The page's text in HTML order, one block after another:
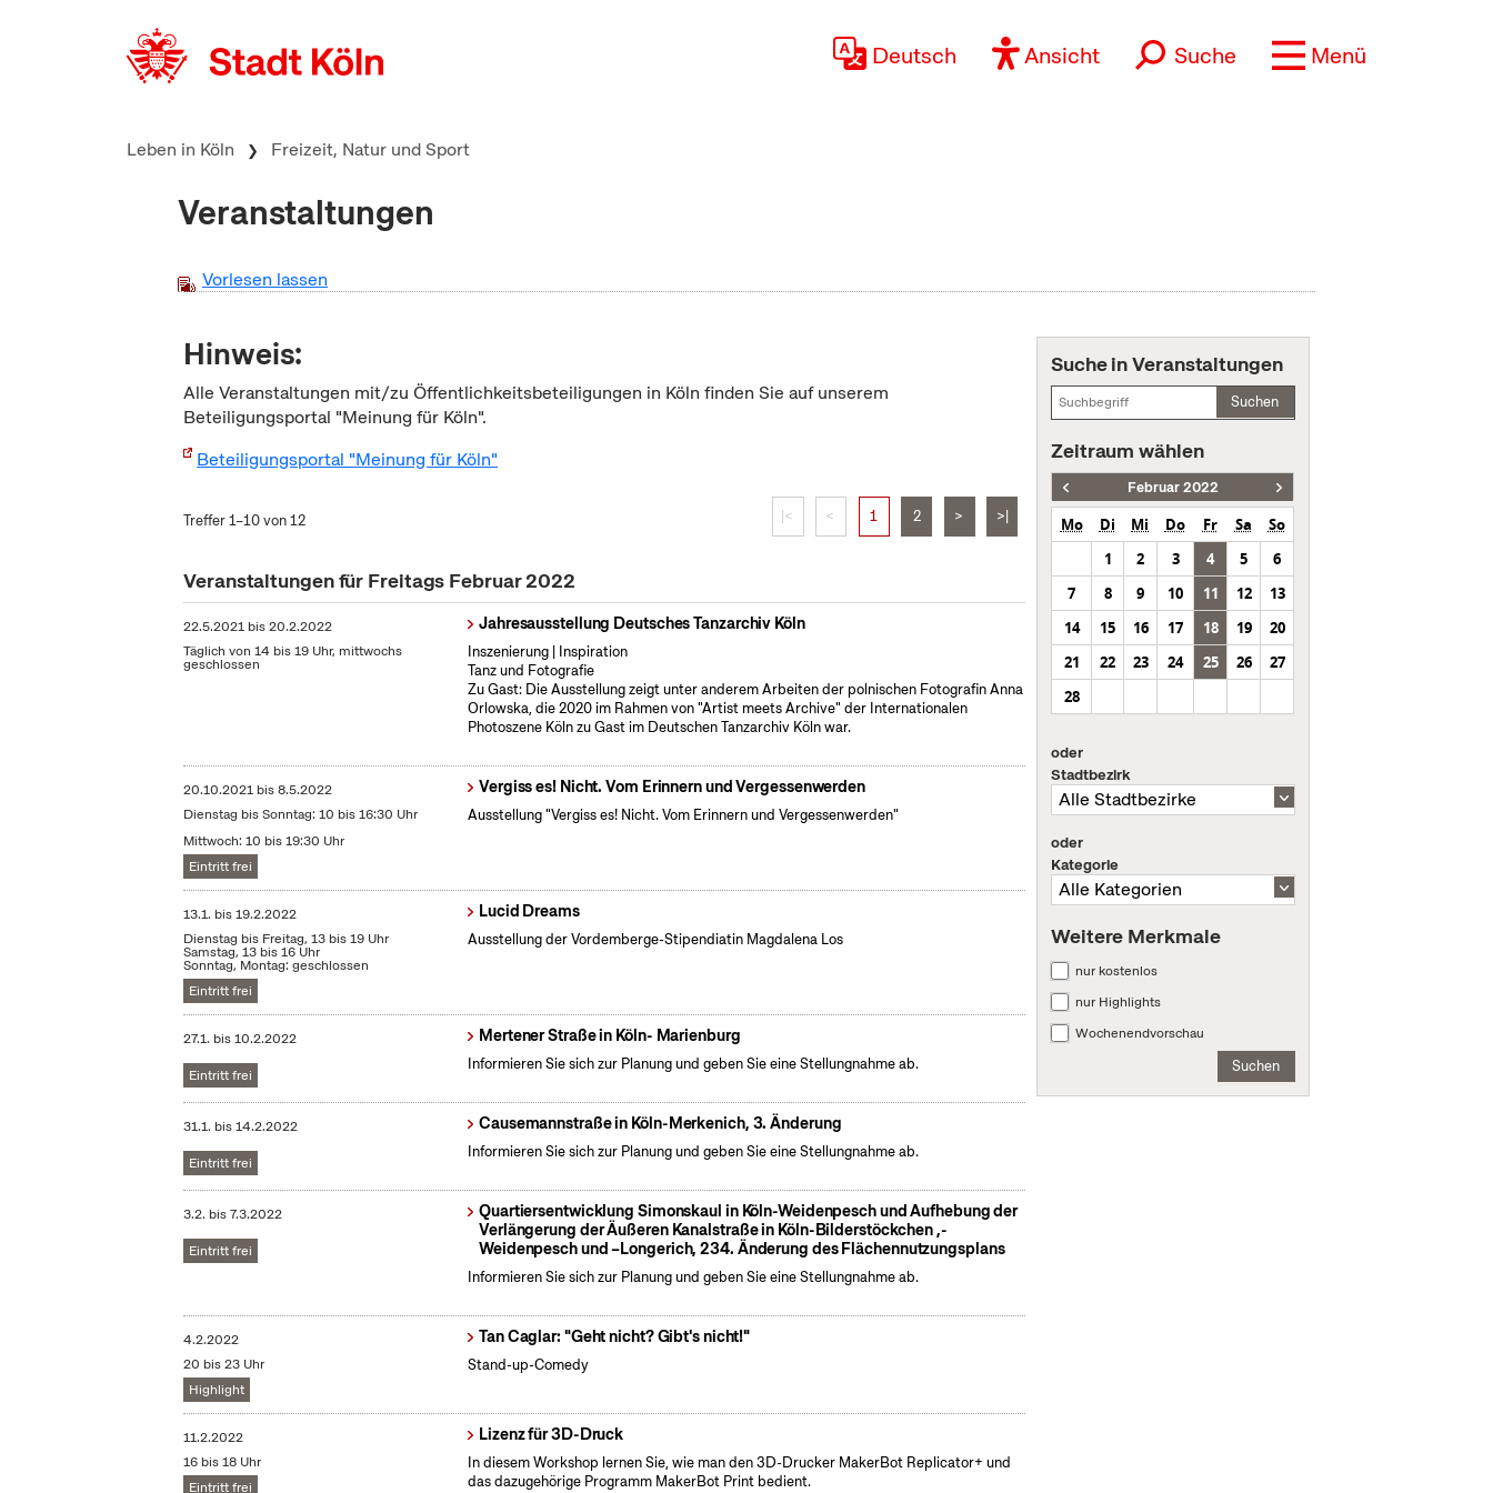
Deutsch Ansicht Suche Menü
Leben in Köln Freizeit, Natur und Sport
Veranstaltungen
Vorlesen lassen
Hinweis:
Alle Veranstaltungen mit/zu Öffentlichkeitsbeteiligungen in Köln finden Sie auf unserem
Beteiligungsportal "Meinung für Köln".
Beteiligungsportal "Meinung für Köln"
Treffer 1–10 von 12 |< < 1 2 > >|
Veranstaltungen für Freitags Februar 2022
22.5.2021 bis20.2.2022
Täglich von 14 bis 19 Uhr, mittwochs
geschlossen
Jahresausstellung Deutsches Tanzarchiv Köln
Inszenierung | Inspiration
Tanz und Fotografie
Zu Gast: Die Ausstellung zeigt unter anderem Arbeiten der polnischen Fotografin Anna
Orlowska, die 2020 im Rahmen von "Artist meets Archive" der Internationalen
Photoszene Köln zu Gast im Deutschen Tanzarchiv Köln war.
20.10.2021 bis8.5.2022
Dienstag bis Sonntag: 10 bis 16:30 Uhr
Mittwoch: 10 bis 19:30 Uhr
Eintritt frei
Vergiss es! Nicht. Vom Erinnern und Vergessenwerden
Ausstellung "Vergiss es! Nicht. Vom Erinnern und Vergessenwerden"
13.1. bis19.2.2022
Dienstag bis Freitag, 13 bis 19 Uhr
Samstag, 13 bis 16 Uhr
Sonntag, Montag: geschlossen
Eintritt frei
Lucid Dreams
Ausstellung der Vordemberge-Stipendiatin Magdalena Los
27.1. bis10.2.2022
Eintritt frei
Mertener Straße in Köln- Marienburg
Informieren Sie sich zur Planung und geben Sie eine Stellungnahme ab.
31.1. bis14.2.2022
Eintritt frei
Causemannstraße in Köln-Merkenich, 3. Änderung
Informieren Sie sich zur Planung und geben Sie eine Stellungnahme ab.
3.2. bis7.3.2022
Eintritt frei
Quartiersentwicklung Simonskaul in Köln-Weidenpesch und Aufhebung der
Verlängerung der Äußeren Kanalstraße in Köln-Bilderstöckchen ,-
Weidenpesch und –Longerich, 234. Änderung des Flächennutzungsplans
Informieren Sie sich zur Planung und geben Sie eine Stellungnahme ab.
4.2.2022
20 bis 23 Uhr
Highlight
Tan Caglar: "Geht nicht? Gibt's nicht!"
Stand-up-Comedy
11.2.2022
16 bis 18 Uhr
Eintritt frei
Lizenz für 3D-Druck
In diesem Workshop lernen Sie, wie man den 3D-Drucker MakerBot Replicator+ und
das dazugehörige Programm MakerBot Print bedient.
Suche in Veranstaltungen
Suchen
Zeitraum wählen
Februar 2022
Mo Di Mi Do Fr Sa
So
1
2 3 4 5
6
7
8 9 10 11 12
13
14
15 16 17 18 19
20
21
22 23 24 25 26
27
28
oder
Stadtbezirk
oder
Kategorie
Weitere Merkmale
nur kostenlos
nur Highlights
Wochenendvorschau
Suchen